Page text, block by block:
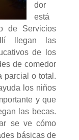
dor
está
de Servicios
llegan las
de los
de comedor
parcial o total.
los niños
y que
las becas.
se ve cómo
básicas de